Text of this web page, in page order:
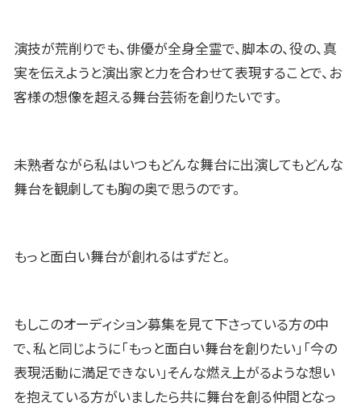
演技が荒削りでも、俳優が全身全霊で、脚本の、役の、真
実を伝えようと演出家と力を合わせて表現することで、お
客様の想像を超える舞台芸術を創りたいです。
未熟者ながら私はいつもどんな舞台に出演してもどんな
舞台を観劇しても胸の奥で思うのです。
もっと面白い舞台が創れるはずだと。
もしこのオーディション募集を見て下さっている方の中
で、私と同じように「もっと面白い舞台を創りたい」「今の
表現活動に満足できない」そんな燃え上がるような想い
を抱えている方がいましたら共に舞台を創る仲間となっ